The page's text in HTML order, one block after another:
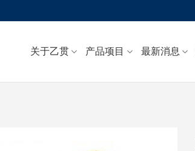
关于乙贯 产品项目 最新消息